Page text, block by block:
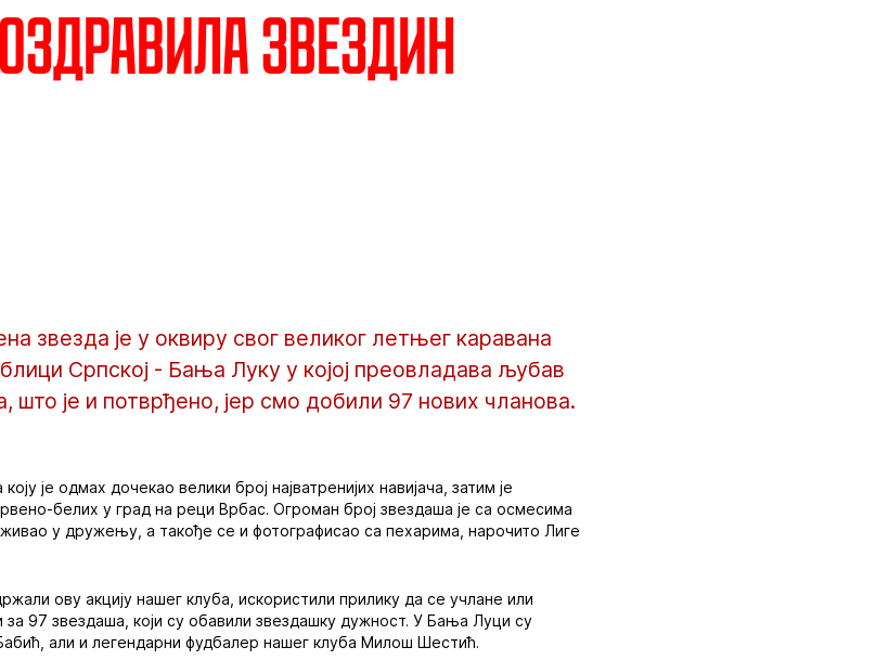
Звездин
звезда је у оквиру свог великог летњег каравана
Српској - Бања Луку у којој преовладава љубав
је и потврђено, јер смо добили 97 нових чланова.
је одмах дочекао велики број најватренијих навијача, затим је
белих у град на реци Врбас. Огроман број звездаша је са осмесима
у дружењу, а такође се и фотографисао са пехарима, нарочито Лиге
ову акцију нашег клуба, искористили прилику да се учлане или
за 97 звездаша, који су обавили звездашку дужност. У Бања Луци су
али и легендарни фудбалер нашег клуба Милош Шестић.